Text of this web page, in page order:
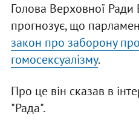
Голова Верховної
прогнозує, що
закон про заборону
гомосексуалізму.
Про це він сказав в
"Рада".